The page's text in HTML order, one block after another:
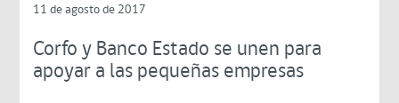
11 de agosto de 2017
Corfo y Banco Estado se unen para
apoyar a las pequeñas empresas